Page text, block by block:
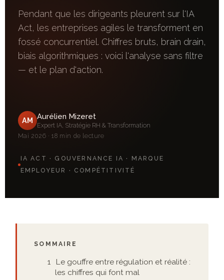
Pendant que les dirigeants pleurent sur l'IA
Act, les entreprises agiles le transforment en
fossé concurrentiel. Chiffres bruts, brain drain,
biais algorithmiques : voici l'analyse sans filtre
— et le plan d'action.
AM Aurélien Mizeret
Expert IA, Stratégie RH & Transformation
Mai 2026 · 18 min de lecture
IA ACT · GOUVERNANCE IA · MARQUE
EMPLOYEUR · COMPÉTITIVITÉ
SOMMAIRE
Le gouffre entre régulation et réalité :
les chiffres qui font mal